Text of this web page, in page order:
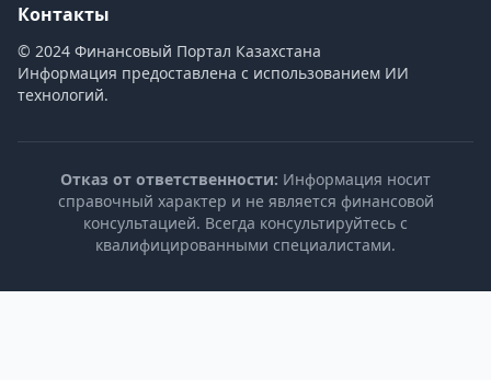
Контакты
© 2024 Финансовый Портал Казахстана
Информация предоставлена с использованием ИИ
технологий.
Отказ от ответственности: Информация носит
справочный характер и не является финансовой
консультацией. Всегда консультируйтесь с
квалифицированными специалистами.